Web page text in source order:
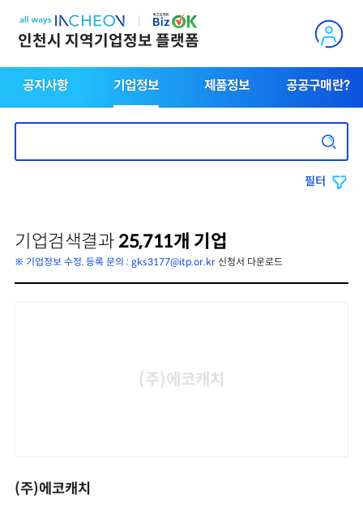
인천시 지역기업정보 플랫폼
공지사항 기업정보 제품정보 공공구매란?
필터
기업검색결과25,711개 기업
※ 기업정보 수정, 등록 문의 : gks3177@itp.or.kr 신청서 다운로드
(주)에코캐치
(주)에코캐치